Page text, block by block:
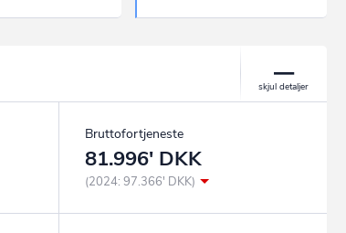
Bruttofortjeneste
81.996' DKK
(2024: 97.366' DKK)